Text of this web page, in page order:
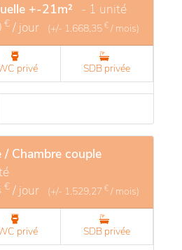
+-21m² - 1 unité
€ / jour (+/- 1.668,35 € / mois)
privé SDB privée
/ Chambre couple
€ / jour (+/- 1.529,27 € / mois)
privé SDB privée